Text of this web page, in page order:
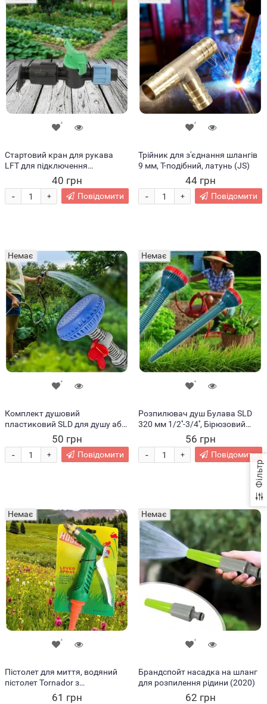
Фільтр
Стартовий кран для рукава
LFT для підключення
крапельної стрічки до рукава
(2020)
40 грн
+
- Повідомити
Трійник для з'єднання шлангів
9 мм, Т-подібний, латунь (JS)
44 грн
+
- Повідомити
Немає
Комплект душовий
пластиковий SLD для душу або
поливу ділянки (2020)
50 грн
+
- Повідомити
Немає
Розпилювач душ Булава SLD
320 мм 1/2''-3/4'', Бірюзовий
56 грн
+
- Повідомити
Немає
Пістолет для миття, водяний
пістолет Tornador з
регульованим тиском/205
61 грн
Немає
Брандспойт насадка на шланг
для розпилення рідини (2020)
62 грн